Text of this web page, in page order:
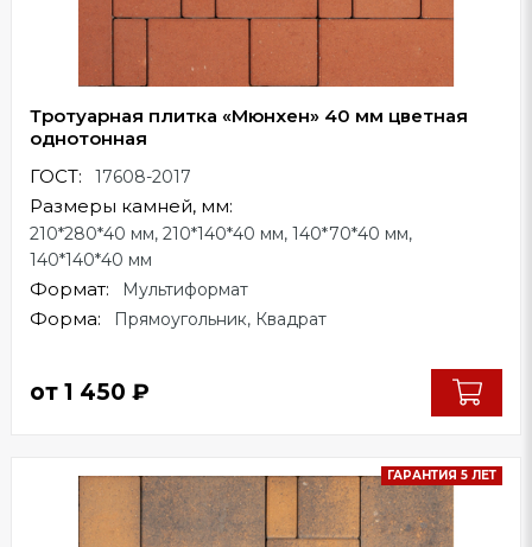
Тротуарная плитка «Мюнхен» 40 мм цветная
однотонная
ГОСТ: 17608-2017
Размеры камней, мм:
210*280*40 мм, 210*140*40 мм, 140*70*40 мм,
140*140*40 мм
Формат: Мультиформат
Форма: Прямоугольник, Квадрат
от 1 450 ₽
ГАРАНТИЯ 5 ЛЕТ